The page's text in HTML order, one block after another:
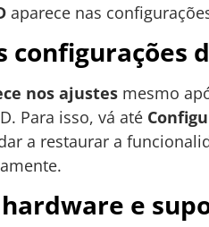
aparece nas
configurações
nos ajustes mesmo
Para isso, vá até
a restaurar a
e